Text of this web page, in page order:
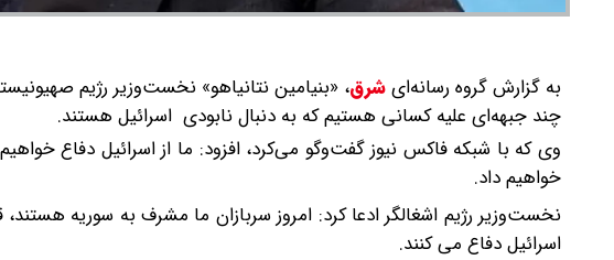
به گزارش گروه رسانه‌ایشرق، «بنیامین نتانیاهو» نخست‌وزیر رژیم
چند جبهه‌ای علیه کسانی هستیم که به دنبال نابودی اسرائیل هستند.
وی که با شبکه فاکس نیوز گفت‌وگو می‌کرد، افزود: ما از اسرائیل دفاع
خواهیم داد.
نخست‌وزیر رژیم اشغالگر ادعا کرد: امروز سربازان ما مشرف به سوریه هستند،
اسرائیل دفاع می کنند.